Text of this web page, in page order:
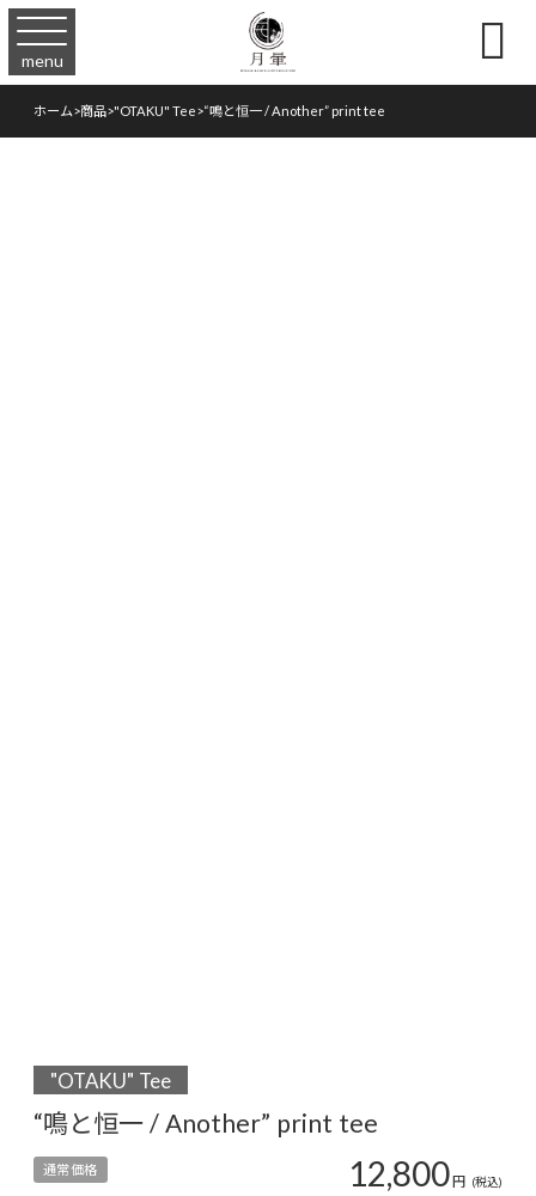
menu 
ホーム>商品>"OTAKU" Tee>“鳴と恒一 / Another” print tee
"OTAKU" Tee
“鳴と恒一 / Another” print tee
通常価格 12,800円 (税込)